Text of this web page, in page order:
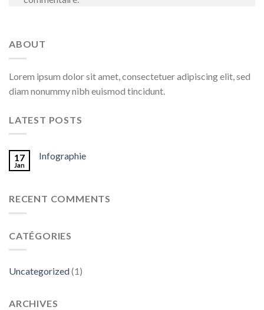
ABOUT
Lorem ipsum dolor sit amet, consectetuer adipiscing elit, sed
diam nonummy nibh euismod tincidunt.
LATEST POSTS
17
Jan
Infographie
RECENT COMMENTS
CATÉGORIES
Uncategorized(1)
ARCHIVES